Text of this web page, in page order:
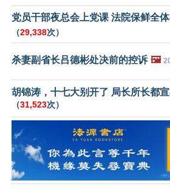
党员干部夜总会上党课 法院保鲜全
（29,338次）
杀妻副省长吕德彬处决前的控诉 🖼️
胡锦涛，十七大别开了 局长所长都
（31,523次）